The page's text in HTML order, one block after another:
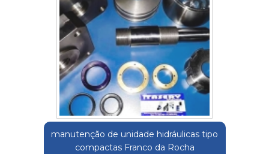
manutenção de unidade hidráulicas tipo
compactas Franco da Rocha